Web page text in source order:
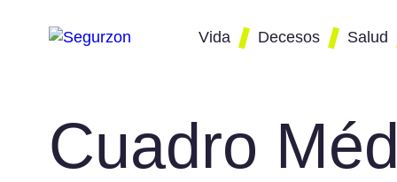
Vida
Comparador
de seguros
de vida
Decesos
Comparador de
seguros de
decesos
Salud
de
salud
Cuadro